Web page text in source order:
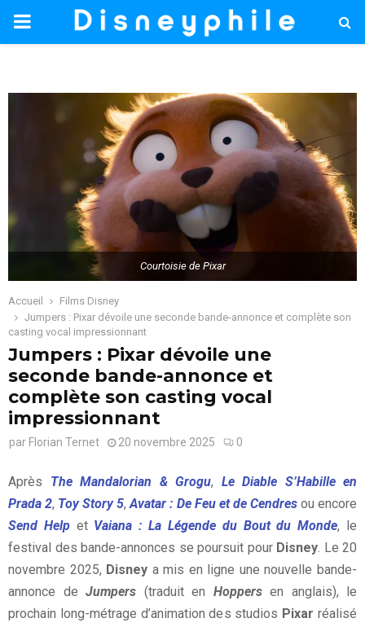
PRIMARY
Courtoisie de Pixar
Accueil
Films Disney
Jumpers : Pixar dévoile une seconde bande-annonce et complète son
casting vocal impressionnant
Jumpers : Pixar dévoile une
seconde bande-annonce et
complète son casting vocal
impressionnant
par Florian Ternet 20 novembre 2025 0
Après The Mandalorian & Grogu, Le Diable S’Habille en
Prada 2, Toy Story 5,Avatar : De Feu et de Cendresou encore
Send Helpet Vaiana : La Légende du Bout du Monde, le
festival des bande-annonces se poursuit pour Disney. Le 20
novembre 2025, Disney a mis en ligne une nouvelle bande-
annonce de Jumpers (traduit en Hoppers en anglais), le
prochain long-métrage d’animation des studios Pixar réalisé